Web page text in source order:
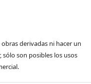
derivadas ni hacer un
sólo son posibles los usos